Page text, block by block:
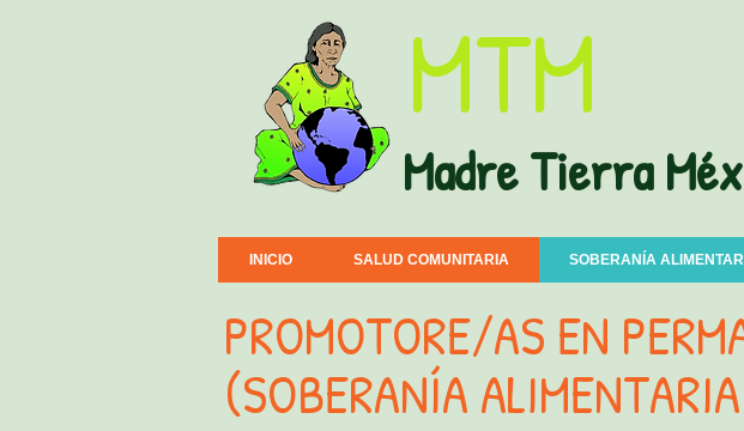
MTM
MadreTierra
INICIO SALUD COMUNITARIA SOBERANÍA
PROMOTORE/AS EN
(SOBERANÍA